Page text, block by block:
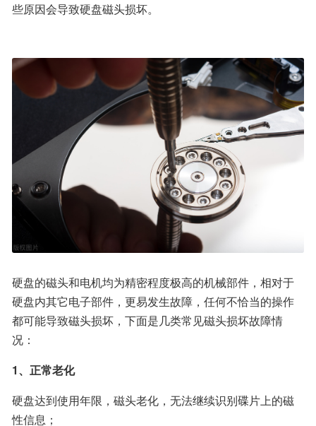
些原因会导致硬盘磁头损坏。
硬盘的磁头和电机均为精密程度极高的机械部件，相对于
硬盘内其它电子部件，更易发生故障，任何不恰当的操作
都可能导致磁头损坏，下面是几类常见磁头损坏故障情
况：
1、正常老化
硬盘达到使用年限，磁头老化，无法继续识别碟片上的磁
性信息；